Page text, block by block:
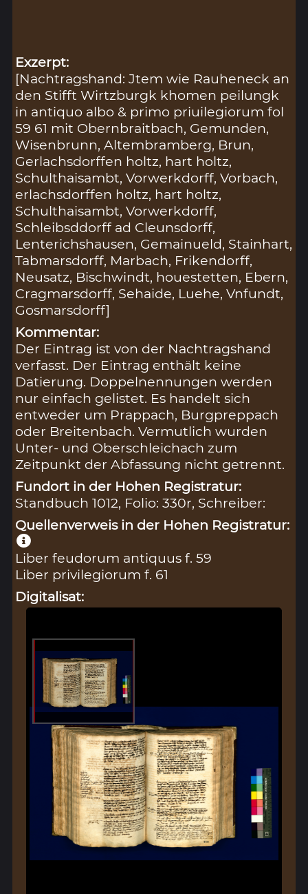
Exzerpt:
[Nachtragshand: Jtem wie Rauheneck an
den Stifft Wirtzburgk khomen peilungk
in antiquo albo & primo priuilegiorum fol
59 61 mit Obernbraitbach, Gemunden,
Wisenbrunn, Altembramberg, Brun,
Gerlachsdorffen holtz, hart holtz,
Schulthaisambt, Vorwerkdorff, Vorbach,
erlachsdorffen holtz, hart holtz,
Schulthaisambt, Vorwerkdorff,
Schleibsddorff ad Cleunsdorff,
Lenterichshausen, Gemainueld, Stainhart,
Tabmarsdorff, Marbach, Frikendorff,
Neusatz, Bischwindt, houestetten, Ebern,
Cragmarsdorff, Sehaide, Luehe, Vnfundt,
Gosmarsdorff]
Kommentar:
Der Eintrag ist von der Nachtragshand
verfasst. Der Eintrag enthält keine
Datierung. Doppelnennungen werden
nur einfach gelistet. Es handelt sich
entweder um Prappach, Burgpreppach
oder Breitenbach. Vermutlich wurden
Unter- und Oberschleichach zum
Zeitpunkt der Abfassung nicht getrennt.
Fundort in der Hohen Registratur:
Standbuch 1012, Folio: 330r, Schreiber:
Quellenverweis in der Hohen Registratur:
Liber feudorum antiquus f. 59
Liber privilegiorum f. 61
Digitalisat: